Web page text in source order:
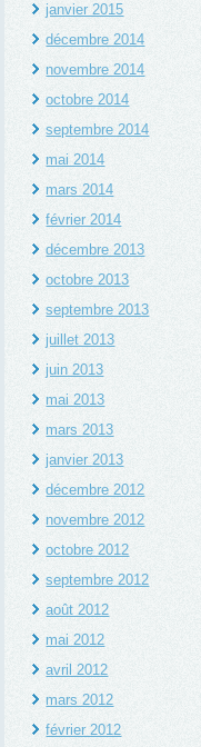
janvier 2015
décembre 2014
novembre 2014
octobre 2014
septembre 2014
mai 2014
mars 2014
février 2014
décembre 2013
octobre 2013
septembre 2013
juillet 2013
juin 2013
mai 2013
mars 2013
janvier 2013
décembre 2012
novembre 2012
octobre 2012
septembre 2012
août 2012
mai 2012
avril 2012
mars 2012
février 2012